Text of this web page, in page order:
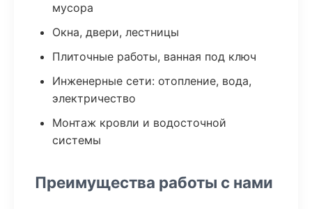
мусора
Окна, двери, лестницы
Плиточные работы, ванная под ключ
Инженерные сети: отопление, вода,
электричество
Монтаж кровли и водосточной
системы
Преимущества работы с нами